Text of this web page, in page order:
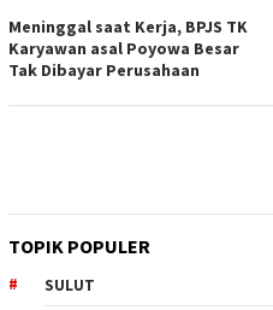
Meninggal saat Kerja, BPJS TK
Karyawan asal Poyowa Besar
Tak Dibayar Perusahaan
TOPIK POPULER
SULUT